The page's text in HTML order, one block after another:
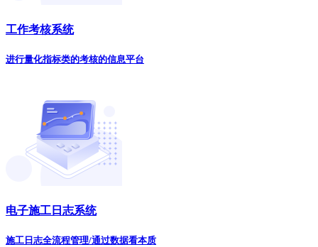
工作考核系统
进行量化指标类的考核的信息平台
电子施工日志系统
施工日志全流程管理/通过数据看本质